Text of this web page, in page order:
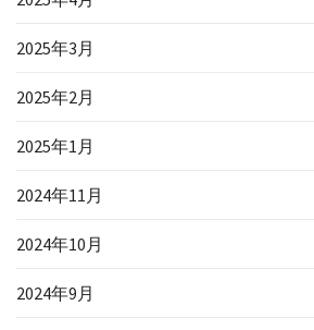
2025年3月
2025年2月
2025年1月
2024年11月
2024年10月
2024年9月